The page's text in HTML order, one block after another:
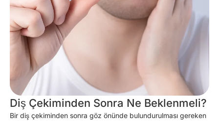
Diş Çekiminden Sonra Ne Beklenmeli?
Bir diş çekiminden sonra göz önünde bulundurulması gereken